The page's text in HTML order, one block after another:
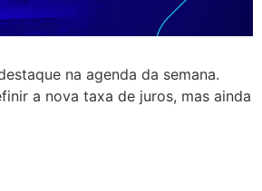
na agenda da semana.
a nova taxa de juros, mas ainda